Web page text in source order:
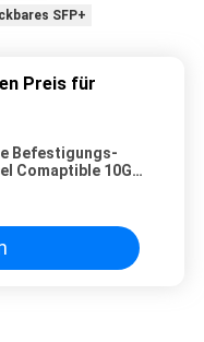
SFP+
Preis für
Befestigungs-
Comaptible 10G